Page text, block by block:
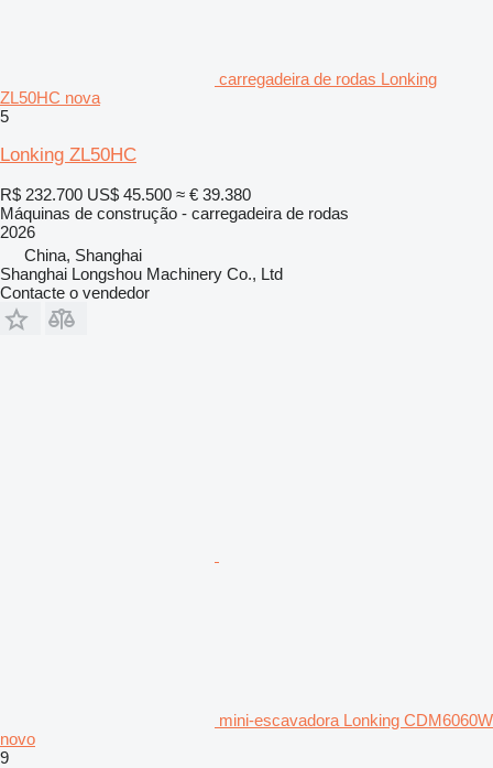
carregadeira de rodas Lonking
ZL50HC nova
5
Lonking ZL50HC
R$ 232.700 US$ 45.500 ≈ € 39.380
Máquinas de construção - carregadeira de rodas
2026
China, Shanghai
Shanghai Longshou Machinery Co., Ltd
Contacte o vendedor
mini-escavadora Lonking CDM6060W
novo
9